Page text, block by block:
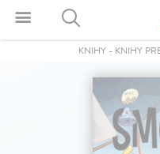
KNIHY- KNIHY